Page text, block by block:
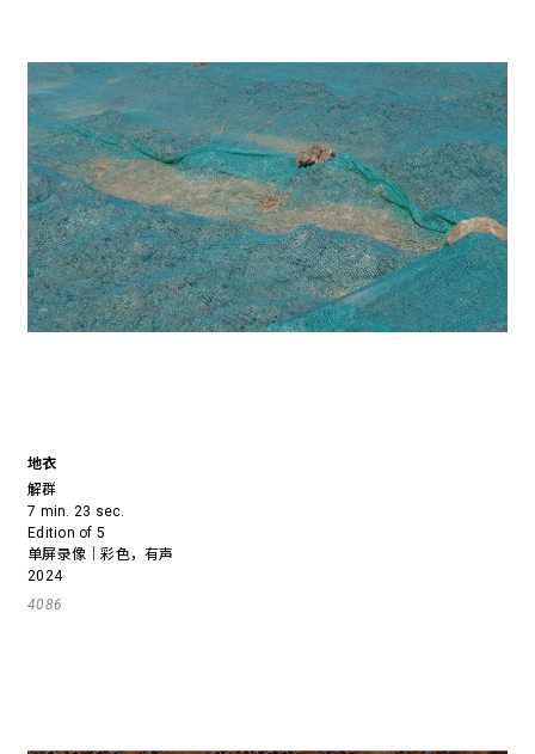
地衣
解群
7 min. 23 sec.
Edition of 5
单屏录像｜彩色，有声
2024
4086